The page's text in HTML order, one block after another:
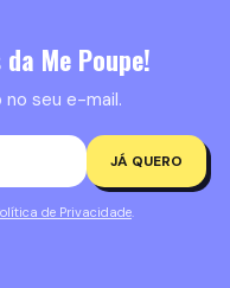
Me Poupe!
seu e-mail.
JÁ QUERO
de Privacidade